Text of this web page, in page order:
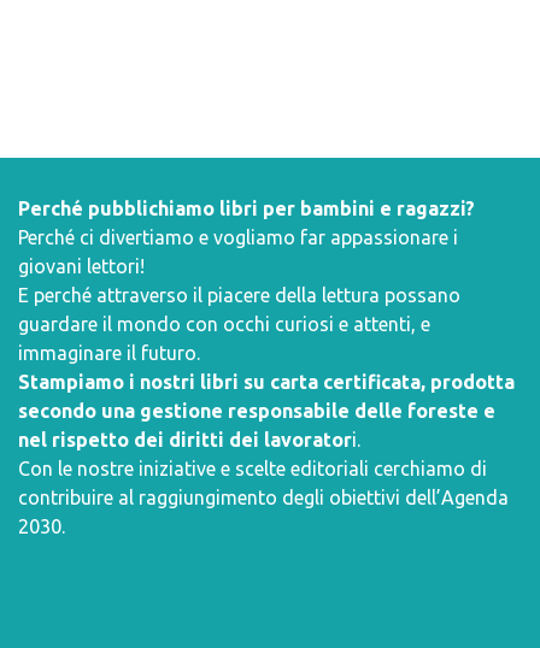
Perché pubblichiamo libri per bambini e ragazzi?
Perché ci divertiamo e vogliamo far appassionare i
giovani lettori!
E perché attraverso il piacere della lettura possano
guardare il mondo con occhi curiosi e attenti, e
immaginare il futuro.
Stampiamo i nostri libri su carta certificata, prodotta
secondo una gestione responsabile delle foreste e
nel rispetto dei diritti dei lavoratori.
Con le nostre iniziative e scelte editoriali cerchiamo di
contribuire al raggiungimento degli obiettivi dell’Agenda
2030.